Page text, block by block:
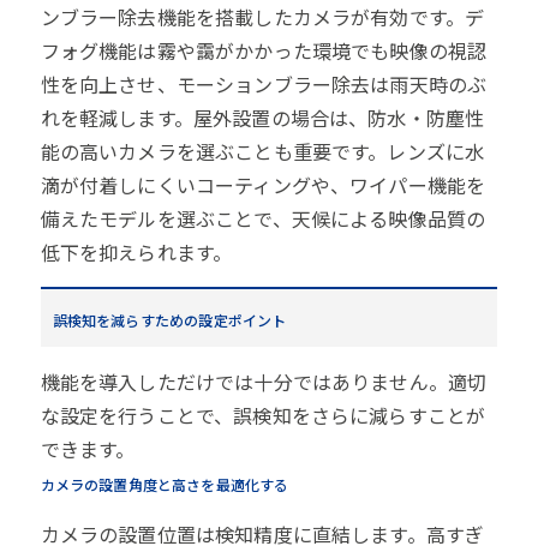
ンブラー除去機能を搭載したカメラが有効です。デ
フォグ機能は霧や靄がかかった環境でも映像の視認
性を向上させ、モーションブラー除去は雨天時のぶ
れを軽減します。屋外設置の場合は、防水・防塵性
能の高いカメラを選ぶことも重要です。レンズに水
滴が付着しにくいコーティングや、ワイパー機能を
備えたモデルを選ぶことで、天候による映像品質の
低下を抑えられます。
誤検知を減らすための設定ポイント
機能を導入しただけでは十分ではありません。適切
な設定を行うことで、誤検知をさらに減らすことが
できます。
カメラの設置角度と高さを最適化する
カメラの設置位置は検知精度に直結します。高すぎ